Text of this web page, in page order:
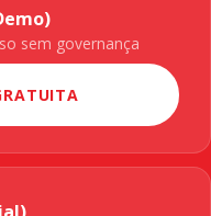
sem governança